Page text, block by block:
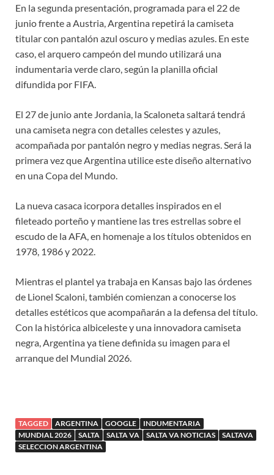
En la segunda presentación, programada para el 22 de
junio frente a Austria, Argentina repetirá la camiseta
titular con pantalón azul oscuro y medias azules. En este
caso, el arquero campeón del mundo utilizará una
indumentaria verde claro, según la planilla oficial
difundida por FIFA.
El 27 de junio ante Jordania, la Scaloneta saltará tendrá
una camiseta negra con detalles celestes y azules,
acompañada por pantalón negro y medias negras. Será la
primera vez que Argentina utilice este diseño alternativo
en una Copa del Mundo.
La nueva casaca icorpora detalles inspirados en el
fileteado porteño y mantiene las tres estrellas sobre el
escudo de la AFA, en homenaje a los títulos obtenidos en
1978, 1986 y 2022.
Mientras el plantel ya trabaja en Kansas bajo las órdenes
de Lionel Scaloni, también comienzan a conocerse los
detalles estéticos que acompañarán a la defensa del título.
Con la histórica albiceleste y una innovadora camiseta
negra, Argentina ya tiene definida su imagen para el
arranque del Mundial 2026.
TAGGED ARGENTINA GOOGLE
INDUMENTARIA
MUNDIAL 2026
SALTA SALTA VA SALTA VA NOTICIAS
SALTAVA
SELECCION ARGENTINA